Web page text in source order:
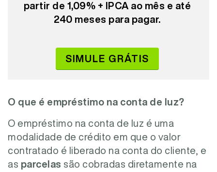
partir de 1,09% + IPCA ao mês e até
240 meses para pagar.
SIMULE GRÁTIS
O que é empréstimo na conta de luz?
O empréstimo na conta de luz é uma
modalidade de crédito em que o valor
contratado é liberado na conta do cliente, e
as parcelas são cobradas diretamente na